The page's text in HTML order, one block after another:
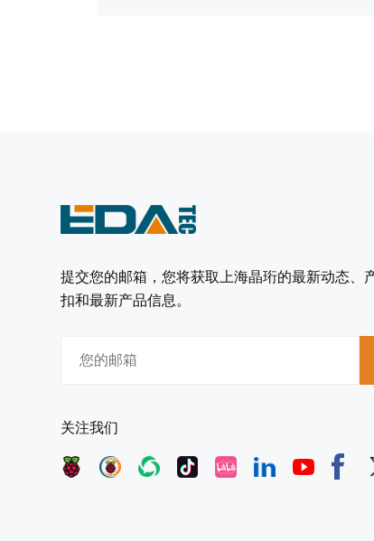
提交您的邮箱，您将获取上海晶珩的最新动态、
扣和最新产品信息。
关注我们